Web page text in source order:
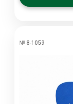
№ 8-1059